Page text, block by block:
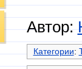
Автор:
Категории: